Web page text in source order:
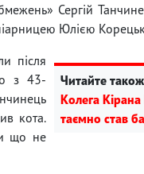
Сергій
Юлією
Читайте
Колега
таємно став
після
з 43-
кота.
що не